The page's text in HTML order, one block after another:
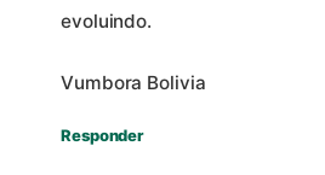
evoluindo.
Vumbora Bolivia
Responder